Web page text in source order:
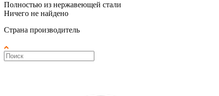
Полностью из нержавеющей стали
Ничего не найдено
Страна производитель